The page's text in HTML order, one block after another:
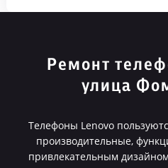
Ремонт
улица
Телефоны Lenovo
производительные,
привлекательным